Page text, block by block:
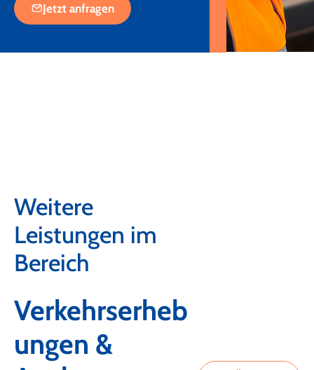
Jetzt anfragen
Weitere
Leistungen im
Bereich
Verkehrserheb
ungen &